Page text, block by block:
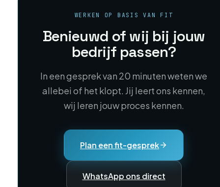
WERKEN OP BASIS VAN FIT
Benieuwd of wij bij jouw
bedrijf passen?
In een gesprek van 20 minuten weten we
allebei of het klopt. Jij leert ons kennen,
wij leren jouw proces kennen.
Plan een fit-gesprek
WhatsApp ons direct